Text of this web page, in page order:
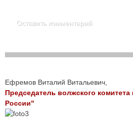
Ефремов Виталий Витальевич,
Председатель волжского
России"